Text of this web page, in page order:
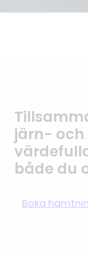
järn-
både du
Boka